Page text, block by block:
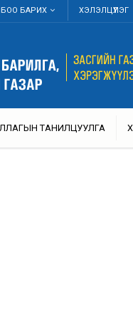
БАРИХ ХЭЛЭЛЦҮҮЛЭГ
ТАНИЛЦУУЛГА